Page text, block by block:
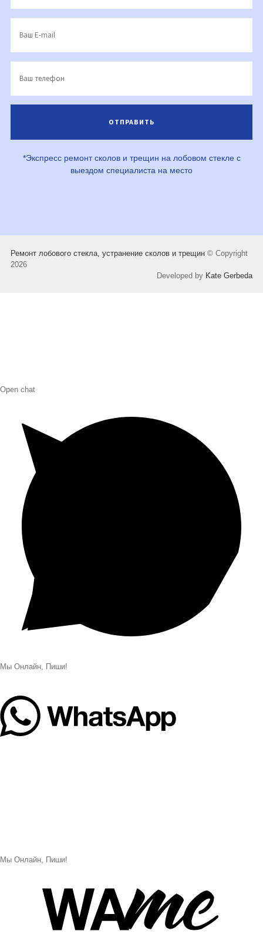
*Экспресс ремонт сколов и трещин на лобовом стекле с
выездом специалиста на место
Ремонт лобового стекла, устранение сколов и трещин © Copyright
2026
Developed byKate Gerbeda
Open chat
Мы Онлайн, Пиши!
Мы Онлайн, Пиши!